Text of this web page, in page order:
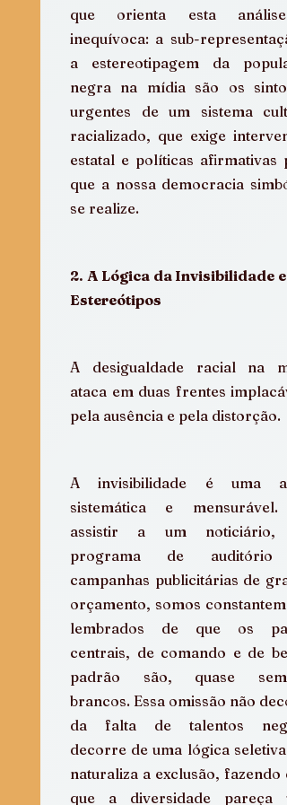
que orienta esta
inequívoca: a sub-
a estereotipagem da
negra na mídia são os
urgentes de um sistema
racializado, que exige
estatal e políticas afirmativas
que a nossa democracia
se realize.
2. A Lógica da Invisibilidade e
Estereótipos
A desigualdade racial na
ataca em duas frentes
pela ausência e pela distorção.
A invisibilidade é uma
sistemática e mensurável.
assistir a um noticiário,
programa de auditório
campanhas publicitárias de
orçamento, somos
lembrados de que os
centrais, de comando e de
padrão são, quase
brancos. Essa omissão não
da falta de talentos
decorre de uma lógica seletiva
naturaliza a exclusão, fazendo
que a diversidade pareça